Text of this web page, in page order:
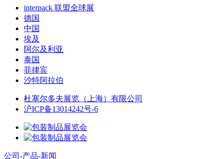
interpack 联盟全球展
德国
中国
埃及
阿尔及利亚
泰国
菲律宾
沙特阿拉伯
杜塞尔多夫展览（上海）有限公司
沪ICP备13014242号-6
公司-产品-新闻